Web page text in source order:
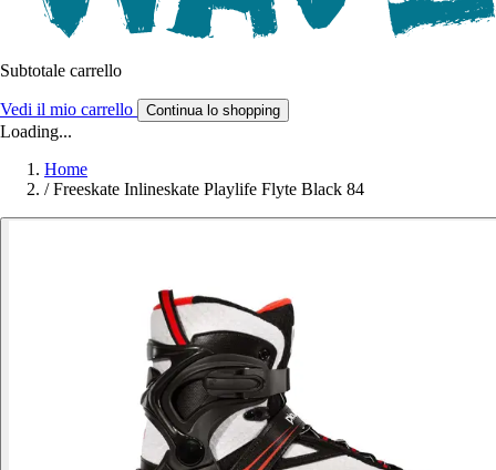
Subtotale carrello
Vedi il mio carrello Continua lo shopping
Loading...
Home
/ Freeskate Inlineskate Playlife Flyte Black 84